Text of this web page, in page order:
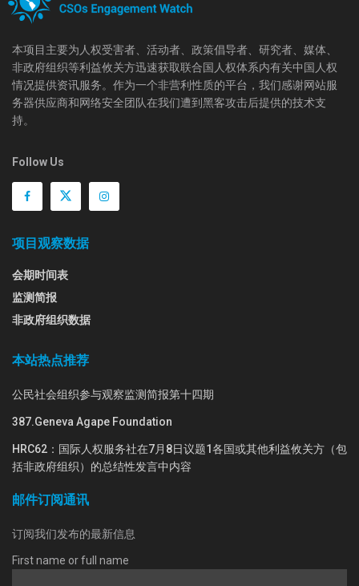
本项目主要为人权受害者、活动者、政策倡导者、研究者、媒体、
非政府组织等利益攸关方迅速获取联合国人权体系内有关中国人权
情况提供资讯服务。作为一个非营利性质的平台，我们感谢网站服
务器供应商和网络安全团队在我们遭到黑客攻击后提供的技术支
持。
Follow Us
项目观察数据
会期时间表
监测简报
非政府组织数据
本站热点推荐
公民社会组织参与观察监测简报第十四期
387.Geneva Agape Foundation
HRC62：国际人权服务社在7月8日议题1各国或其他利益攸关方（包
括非政府组织）的总结性发言中内容
邮件订阅通讯
订阅我们发布的最新信息
First name or full name